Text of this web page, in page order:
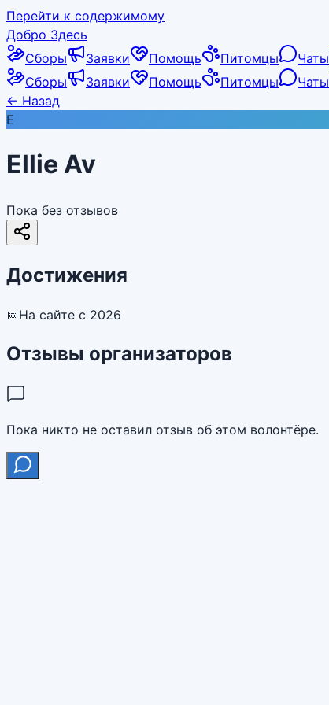
Перейти к содержимому
Добро Здесь
Сборы
Заявки Помощь Питомцы Чаты
Сборы
Заявки Помощь Питомцы Чаты
← Назад
E
Ellie Av
Пока без отзывов
Достижения
📅На сайте с 2026
Отзывы организаторов
Пока никто не оставил отзыв об этом волонтёре.